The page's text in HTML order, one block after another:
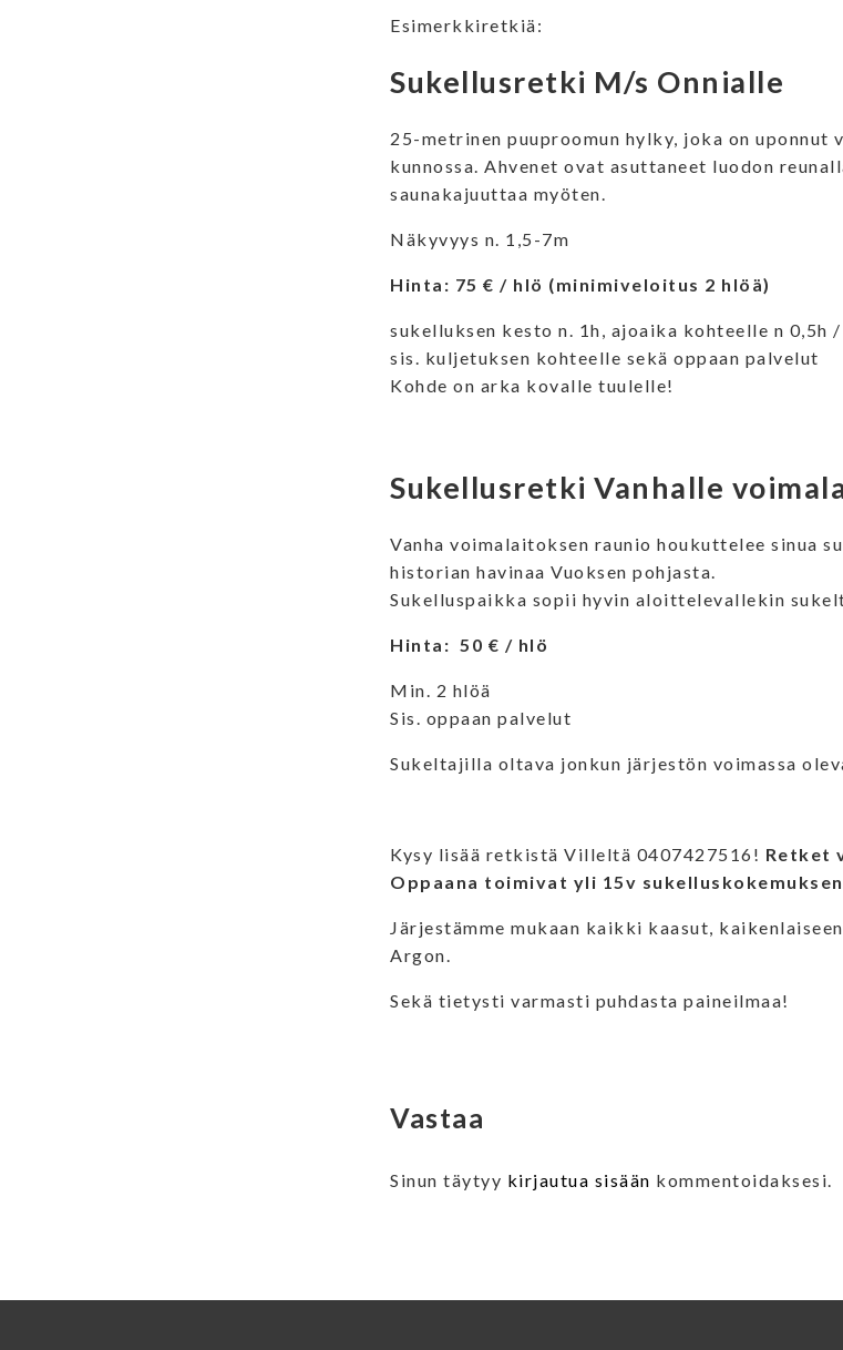
Esimerkkiretkiä:
Sukellusretki M/s Onnialle
25-metrinen puuproomun hylky, joka on uponnut
kunnossa. Ahvenet ovat asuttaneet luodon
saunakajuuttaa myöten.
Näkyvyys n. 1,5-7m
Hinta: 75 € / hlö (minimiveloitus 2 hlöä)
sukelluksen kesto n. 1h, ajoaika kohteelle n 0,5h
sis. kuljetuksen kohteelle sekä oppaan palvelut
Kohde on arka kovalle tuulelle!
Sukellusretki Vanhalle
Vanha voimalaitoksen raunio houkuttelee sinua
historian havinaa Vuoksen pohjasta.
Sukelluspaikka sopii hyvin aloittelevallekin
Hinta: 50 € / hlö
Min. 2 hlöä
Sis. oppaan palvelut
Sukeltajilla oltava jonkun järjestön voimassa
Kysy lisää retkistä Villeltä 0407427516! Retket
Oppaana toimivat yli 15v
Järjestämme mukaan kaikki kaasut,
Argon.
Sekä tietysti varmasti puhdasta paineilmaa!
Vastaa
Sinun täytyy kirjautua sisään kommentoidaksesi.